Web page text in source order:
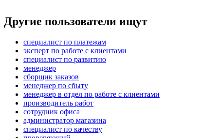
Другие пользователи ищут
специалист по платежам
эксперт по работе с клиентами
специалист по развитию
менеджер
сборщик заказов
менеджер по сбыту
менеджер в отдел по работе с клиентами
производитель работ
сотрудник офиса
администратор магазина
специалист по качеству